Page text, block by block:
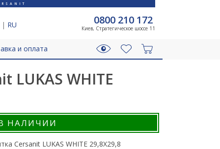
| RU 0800 210 172
Киев, Стратегическое шоссе 11
и оплата
LUKAS WHITE
НАЛИЧИИ
Cersanit LUKAS WHITE 29,8X29,8